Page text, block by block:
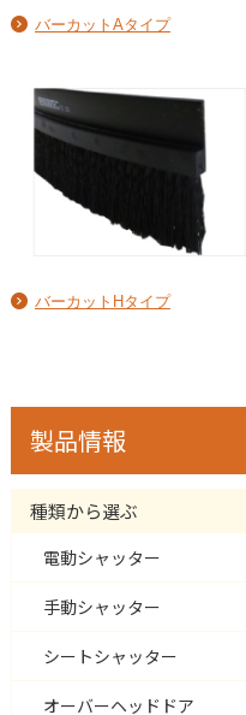
バーカットAタイプ
バーカットHタイプ
製品情報
種類から選ぶ
電動シャッター
手動シャッター
シートシャッター
オーバーヘッドドア